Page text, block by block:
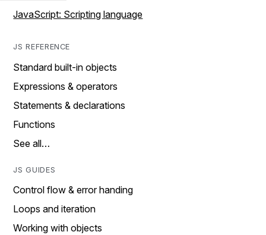
JavaScript: Scripting language
JS REFERENCE
Standard built-in objects
Expressions & operators
Statements & declarations
Functions
See all…
JS GUIDES
Control flow & error handing
Loops and iteration
Working with objects